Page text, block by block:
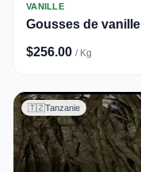
VANILLE
Gousses de vanille
$256.00 / Kg
🇹🇿Tanzanie